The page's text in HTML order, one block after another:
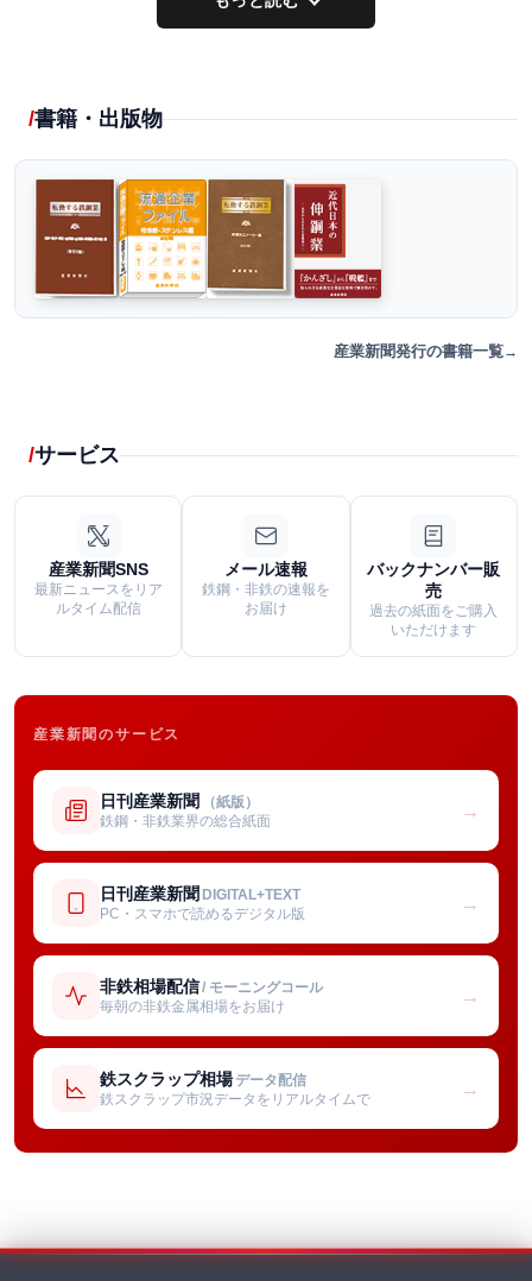
書籍・出版物
産業新聞発行の書籍一覧
サービス
産業新聞SNS
最新ニュースをリア
ルタイム配信
メール速報
鉄鋼・非鉄の速報を
お届け
バックナンバー販
売
過去の紙面をご購入
いただけます
産業新聞のサービス
日刊産業新聞 （紙版）
鉄鋼・非鉄業界の総合紙面
→
日刊産業新聞 DIGITAL+TEXT
PC・スマホで読めるデジタル版
→
非鉄相場配信/ モーニングコール
毎朝の非鉄金属相場をお届け
→
鉄スクラップ相場 データ配信
鉄スクラップ市況データをリアルタイムで
→